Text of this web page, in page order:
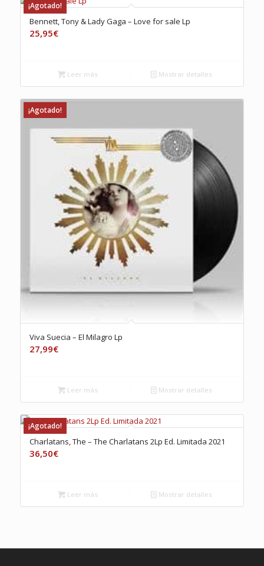
¡Agotado!
Bennett, Tony & Lady Gaga – Love for sale Lp
25,95€
Leer más Mostrar detalles
¡Agotado!
Viva Suecia – El Milagro Lp
27,99€
Leer más Mostrar detalles
¡Agotado!
Charlatans, The – The Charlatans 2Lp Ed. Limitada 2021
36,50€
Leer más Mostrar detalles